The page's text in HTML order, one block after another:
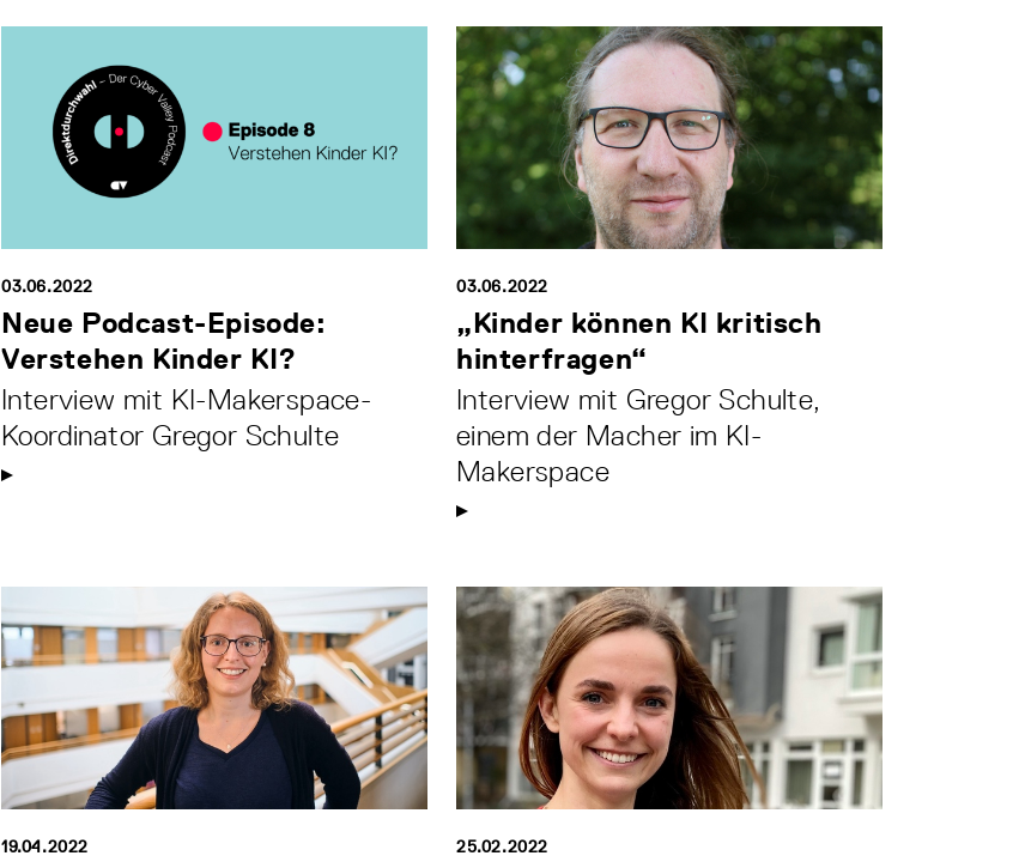
03.06.2022
Neue Podcast-Episode:
Verstehen Kinder KI?
Interview mit KI-Makerspace-
Koordinator Gregor Schulte
03.06.2022
„Kinder können KI kritisch
hinterfragen“
Interview mit Gregor Schulte,
einem der Macher im KI-
Makerspace
19.04.2022 25.02.2022